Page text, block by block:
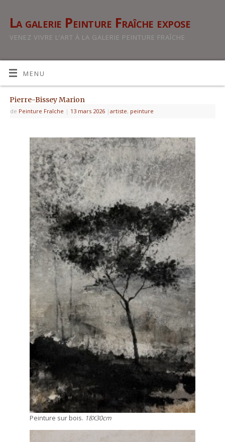
La galerie Peinture Fraîche expose
VENEZ VIVRE L’ART À LA GALERIE PEINTURE FRAÎCHE
MENU
Pierre-Bissey Marion
de Peinture Fraîche | 13 mars 2026 | artiste, peinture
Peinture sur bois. 18X30cm